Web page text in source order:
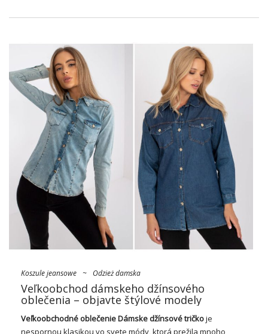
Koszule jeansowe ~ Odzież damska
Veľkoobchod dámskeho džínsového
oblečenia – objavte štýlové modely
Veľkoobchodné oblečenie Dámske džínsové tričkoje